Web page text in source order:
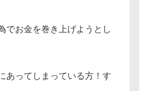
でお金を巻き上げようとし
あってしまっている方！す